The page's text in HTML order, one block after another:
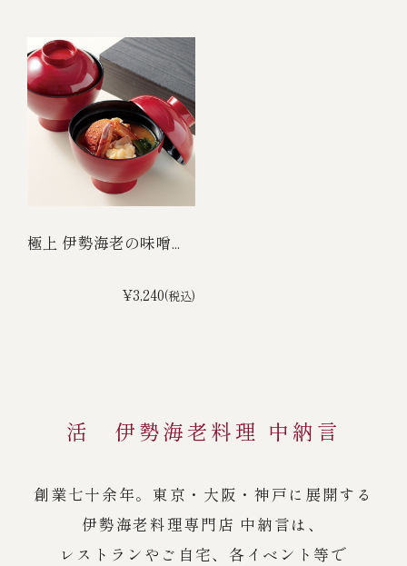
極上 伊勢海老の味噌...
¥3,240(税込)
活 伊勢海老料理 中納言
創業七十余年。東京・大阪・神戸に展開する
伊勢海老料理専門店 中納言は、
レストランやご自宅、各イベント等で